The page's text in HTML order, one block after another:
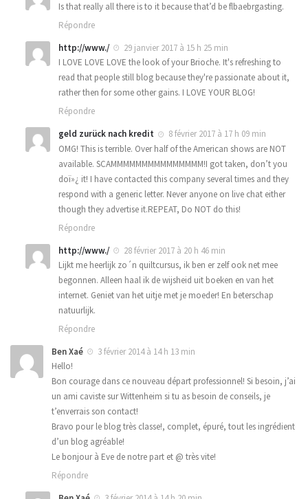
Is that really all there is to it because that’d be flbaebrgasting.
Répondre
http://www./
29 janvier 2017 à 15 h 25 min
I LOVE LOVE LOVE the look of your Brioche. It's refreshing to
read that people still blog because they're passionate about it,
rather then for some other gains. I LOVE YOUR BLOG!
Répondre
geld zurück nach kredit
8 février 2017 à 17 h 09 min
OMG! This is terrible. Over half of the American shows are NOT
available. SCAMMMMMMMMMMMMMMM!I got taken, don’t you
doï»¿ it! I have contacted this company several times and they
respond with a generic letter. Never anyone on live chat either
though they advertise it.REPEAT, Do NOT do this!
Répondre
http://www./
28 février 2017 à 20 h 46 min
Lijkt me heerlijk zo´n quiltcursus, ik ben er zelf ook net mee
begonnen. Alleen haal ik de wijsheid uit boeken en van het
internet. Geniet van het uitje met je moeder! En beterschap
natuurlijk.
Répondre
Ben Xaé
3 février 2014 à 14 h 13 min
Hello!
Bon courage dans ce nouveau départ professionnel! Si besoin, j’ai
un ami caviste sur Wittenheim si tu as besoin de conseils, je
t’enverrais son contact!
Bravo pour le blog très classe!, complet, épuré, tout les ingrédient
d’un blog agréable!
Le bonjour à Eve de notre part et @ très vite!
Répondre